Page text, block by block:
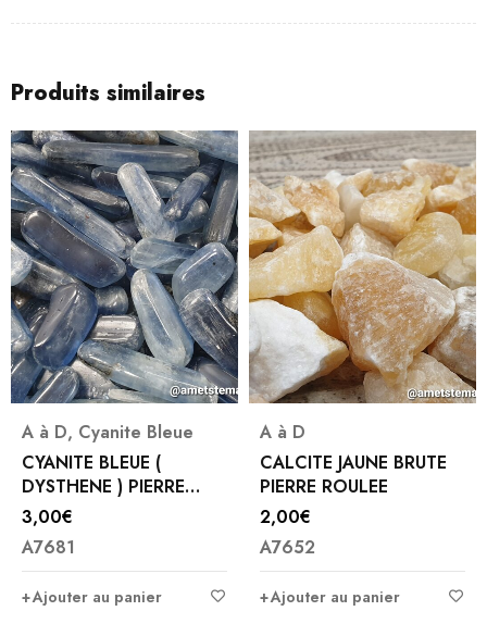
Produits similaires
A à D, Cyanite Bleue
CYANITE BLEUE (
DYSTHENE ) PIERRE
ROULEES
3,00€
A7681
Ajouter au panier
A à D
CALCITE JAUNE BRUTE
PIERRE ROULEE
2,00€
A7652
Ajouter au panier